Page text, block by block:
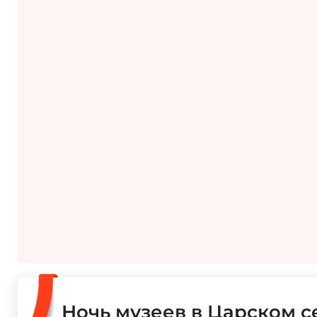
Ночь музеев в Царском